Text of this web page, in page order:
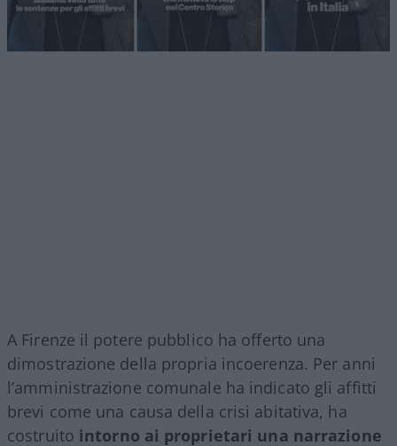
A Firenze il potere pubblico ha offerto una
dimostrazione della propria incoerenza. Per anni
l’amministrazione comunale ha indicato gli affitti
brevi come una causa della crisi abitativa, ha
costruito intorno ai proprietari una narrazione